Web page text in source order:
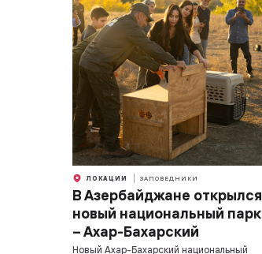
ЛОКАЦИИ ЗАПОВЕДНИКИ
В Азербайджане открылся
новый национальный парк
– Ахар-Бахарский
Новый Ахар-Бахарский национальный